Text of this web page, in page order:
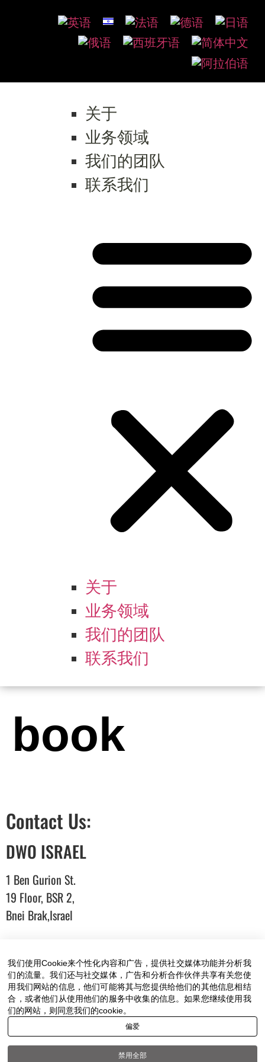
关于
业务领域
我们的团队
联系我们
关于
业务领域
我们的团队
联系我们
book
Contact Us:
DWO ISRAEL
1 Ben Gurion St.
19 Floor, BSR 2,
Bnei Brak,Israel
E:office@dwo.co.il
Terms of use|Accessibility| All rights reserved to DWO
我们使用Cookie来个性化内容和广告，提供社交媒体功能并分析我
们的流量。我们还与社交媒体，广告和分析合作伙伴共享有关您使
用我们网站的信息，他们可能将其与您提供给他们的其他信息相结
合，或者他们从使用他们的服务中收集的信息。如果您继续使用我
们的网站，则同意我们的cookie。
偏爱
禁用全部